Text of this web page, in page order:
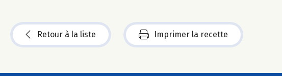
Retour à la liste Imprimer la recette